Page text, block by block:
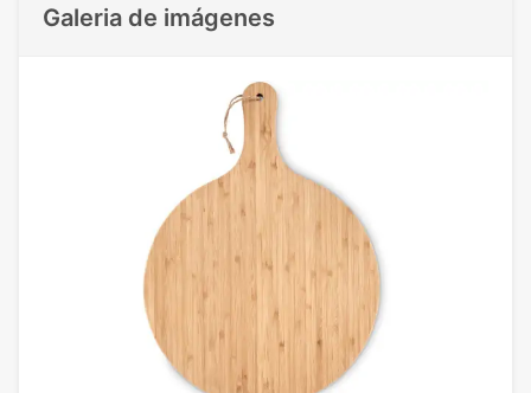
Galeria de imágenes